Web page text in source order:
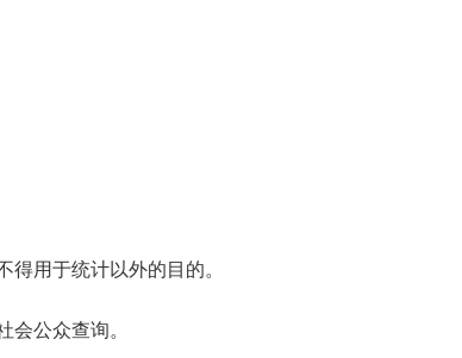
用于统计以外的目的。
公众查询。